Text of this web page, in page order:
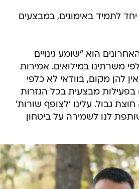
יחד לתמיד באימונים, במבצעים
הוא "שומע גינויים
משרתינו במילואים. אמירות
להן מקום, בוודאי לא כלפי
בפעילות מבצעית בכל הגזרות
חוצת גבול. עלינו 'לצופף שורות'
לנו לשמירה על ביטחון